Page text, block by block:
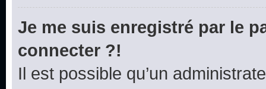
Je me suis enregistré par le
connecter ?!
Il est possible qu’un